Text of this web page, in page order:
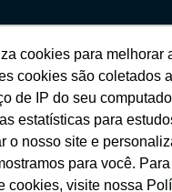
cookies para melhorar
cookies são coletados a
de IP do seu
estatísticas para
o nosso site e
para você. Para
cookies, visite nossa
do mercado imobiliário de